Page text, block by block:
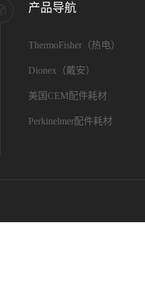
产品导航
ThermoFisher（热电）
Dionex（戴安）
美国CEM配件耗材
Perkinelmer配件耗材